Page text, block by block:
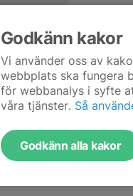
Godkänn kakor
Vi använder oss av
webbplats ska fungera
för webbanalys i syfte
våra tjänster. Så
Godkänn alla kakor